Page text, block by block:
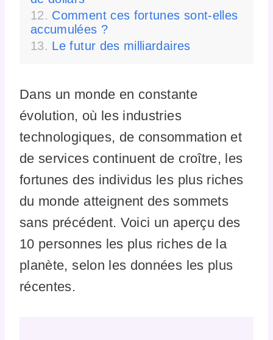
Comment ces fortunes sont-elles
accumulées ?
Le futur des milliardaires
Dans un monde en constante
évolution, où les industries
technologiques, de consommation et
de services continuent de croître, les
fortunes des individus les plus riches
du monde atteignent des sommets
sans précédent. Voici un aperçu des
10 personnes les plus riches de la
planète, selon les données les plus
récentes.